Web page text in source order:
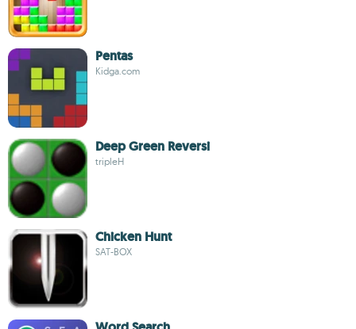
Pentas
Kidga.com
Deep Green Reversi
tripleH
Chicken Hunt
SAT-BOX